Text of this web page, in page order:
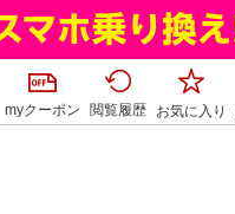
myクーポン 閲覧履歴 お気に入り